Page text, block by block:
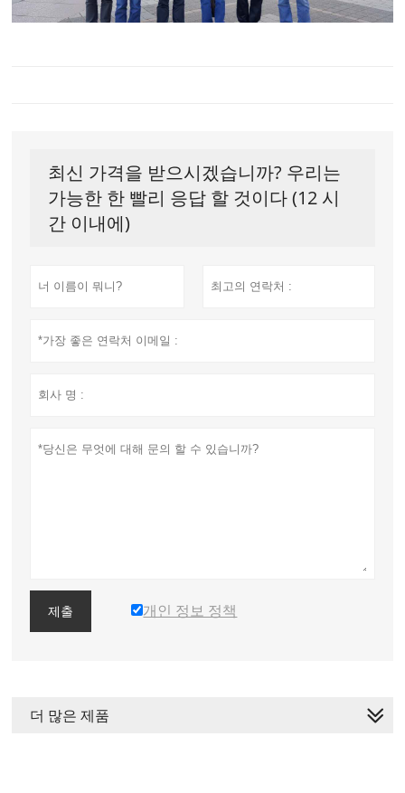
최신 가격을 받으시겠습니까? 우리는
가능한 한 빨리 응답 할 것이다 (12 시
간 이내에)
제출 개인 정보 정책
더 많은 제품